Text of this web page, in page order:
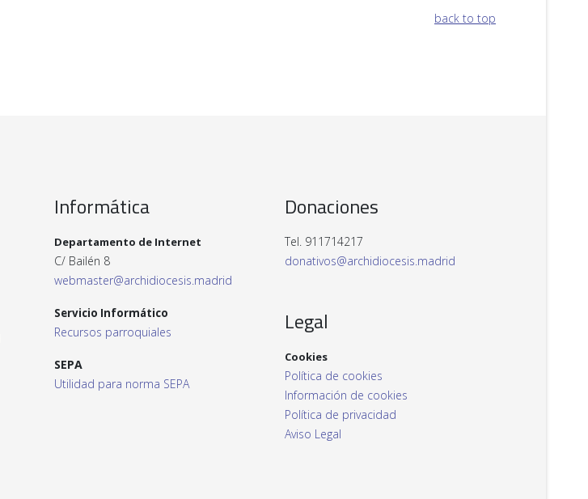
back to top
Informática
Departamento de Internet
C/ Bailén 8
webmaster@archidiocesis.madrid
Servicio Informático
Recursos parroquiales
SEPA
Utilidad para norma SEPA
Donaciones
Tel. 911714217
donativos@archidiocesis.madrid
Legal
Cookies
Política de cookies
Información de cookies
Política de privacidad
Aviso Legal